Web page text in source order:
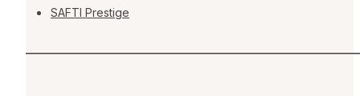
SAFTI Prestige